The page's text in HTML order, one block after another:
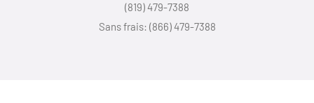
(819) 479-7388
Sans frais: (866) 479-7388